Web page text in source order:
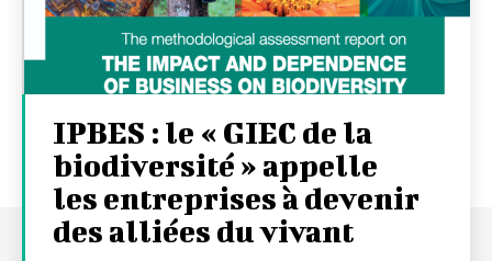
IPBES : le « GIEC de la
biodiversité » appelle
les entreprises à devenir
des alliées du vivant